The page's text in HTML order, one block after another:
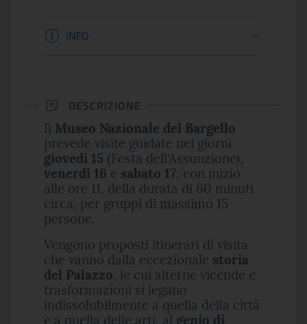
Informazioni apertura
INFO
DESCRIZIONE
Il Museo Nazionale del Bargello
prevede visite guidate nei giorni
giovedì 15 (Festa dell’Assunzione),
venerdì 16 e sabato 17, con inizio
alle ore 11, della durata di 60 minuti
circa, per gruppi di massimo 15
persone.
Vengono proposti itinerari di visita
che vanno dalla eccezionale storia
del Palazzo, le cui alterne vicende e
trasformazioni si legano
indissolubilmente a quella della città
e a quella delle arti, al genio di